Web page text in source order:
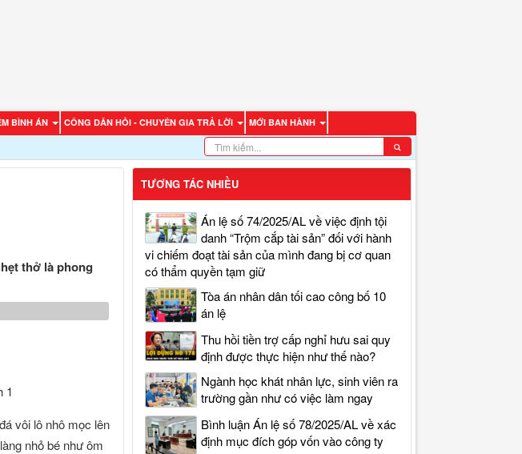
BÌNH ÁN CÔNG DÂN HỎI - CHUYÊN GIA TRẢ LỜI MỚI BAN HÀNH
thở là phong
vôi lô nhô mọc lên
nhỏ bé như ôm
TƯƠNG TÁC NHIỀU
Án lệ số 74/2025/AL về việc định tội
danh “Trộm cắp tài sản” đối với hành
vi chiếm đoạt tài sản của mình đang bị cơ quan
có thẩm quyền tạm giữ
Tòa án nhân dân tối cao công bố 10
án lệ
Thu hồi tiền trợ cấp nghỉ hưu sai quy
định được thực hiện như thế nào?
Ngành học khát nhân lực, sinh viên ra
trường gần như có việc làm ngay
Bình luận Án lệ số 78/2025/AL về xác
định mục đích góp vốn vào công ty